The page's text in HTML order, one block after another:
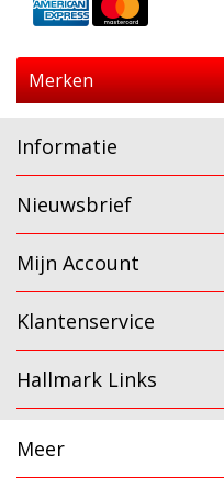
Merken
Informatie
Nieuwsbrief
Mijn Account
Klantenservice
Hallmark Links
Meer